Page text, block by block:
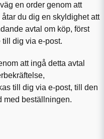
en order genom att
åtar du dig en skyldighet att
avtal om köp, först
dig via e-post.
att ingå detta avtal
till dig via e-post, till den
med beställningen.